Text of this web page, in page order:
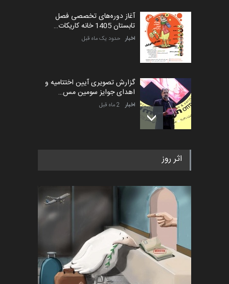
آغاز دوره‌های تخصصی فصل
تابستان 1405 خانه کاریکات…
اخبار حدود یک ماه قبل
گزارش تصویری آیین اختتامیه و
اهدای جوایز سومین مس…
اخبار 2 ماه قبل
به یاد اردوغان باشول (۱۹۳۶–
اخبار 2 ماه قبل
رویداد کارگاهی کارتون و پوستر
«ایران سربلند» به ا…
اخبار 6 ماه قبل
اثر روز